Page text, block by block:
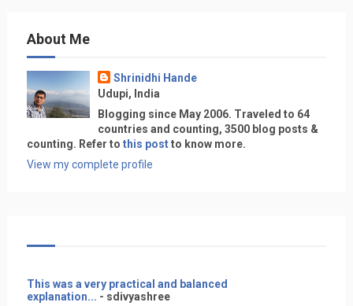
About Me
Shrinidhi Hande
Udupi, India
Blogging since May 2006. Traveled to 64
countries and counting, 3500 blog posts &
counting. Refer to this postto know more.
View my complete profile
This was a very practical and balanced
explanation... - sdivyashree